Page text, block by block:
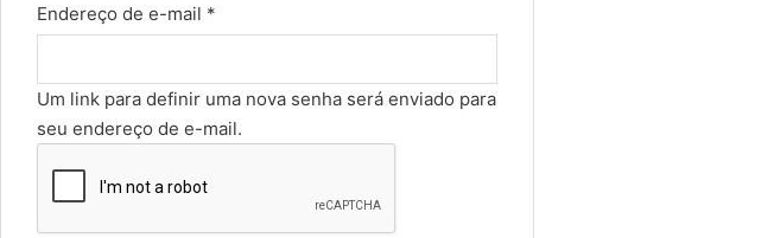
Endereço de e-mail *Obrigatório
Um link para definir uma nova senha será enviado para
seu endereço de e-mail.